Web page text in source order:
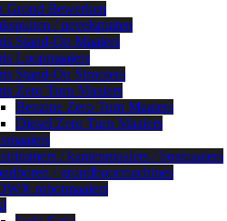
Grond Bewerken
/ nevelspuiten
Stand-On Maaiers
Loopmaaiers
Stand-On Strooiers
Zero Turn Maaiers
Benzine Zero Turn Maaiers
Diesel Zero Turn Maaiers
/ kantenmaaiers / bosmaaiers
/ grondboormachines
robotmaaiers